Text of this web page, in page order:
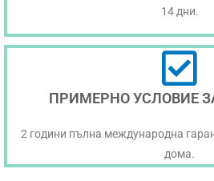
14 дни.
ПРИМЕРНО УСЛОВИЕ
2 години пълна международна
дома.